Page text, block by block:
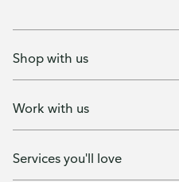
Shop with us
Work with us
Services you'll love